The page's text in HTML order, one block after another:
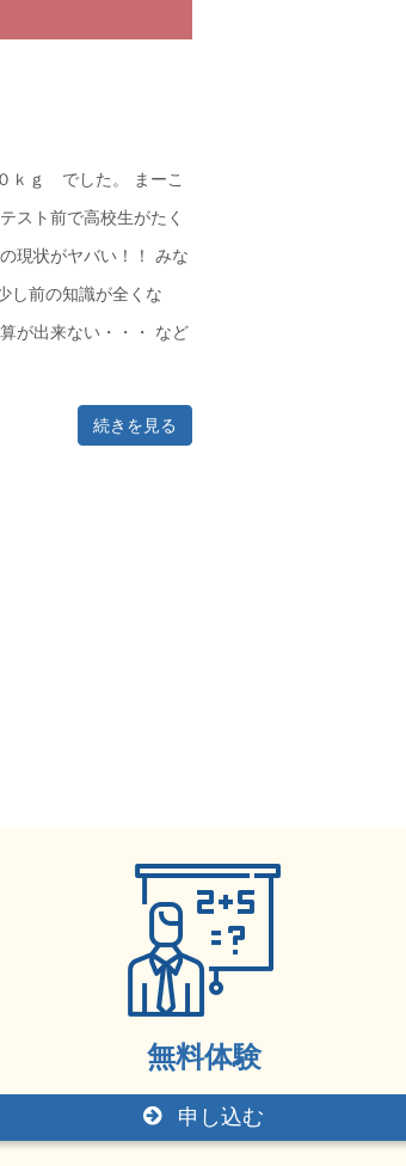
ｋｇ でした。 まーこ
スト前で高校生がたく
現状がヤバい！！ みな
し前の知識が全くな
が出来ない・・・ など
続きを見る
無料体験
申し込む